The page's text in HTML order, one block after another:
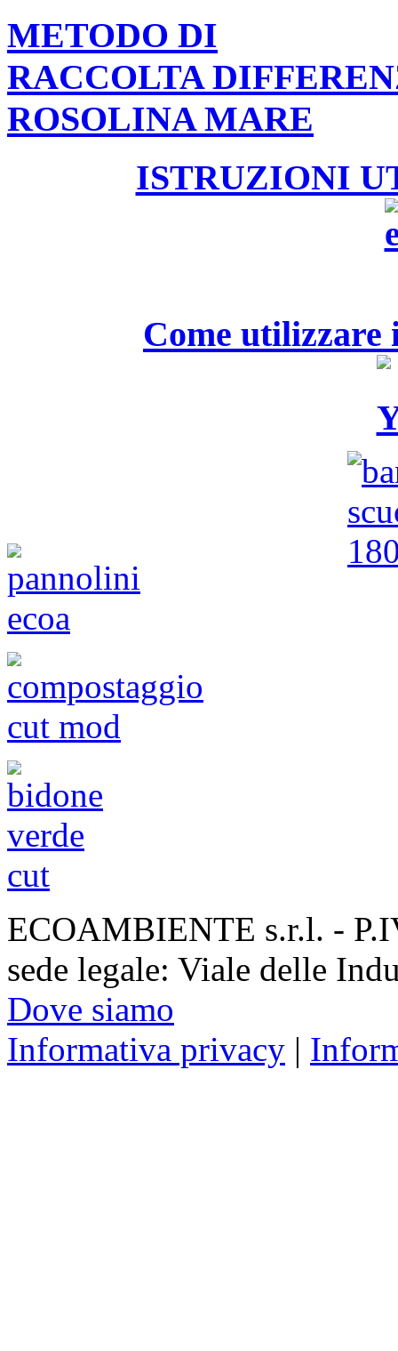
METODO DI
RACCOLTA
ROSOLINA MARE
ISTRUZIONI
Come utilizzare
ECOAMBIENTE s.r.l. -
sede legale: Viale delle
Dove siamo
Informativa privacy |